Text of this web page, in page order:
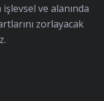
ve alanında
zorlayacak